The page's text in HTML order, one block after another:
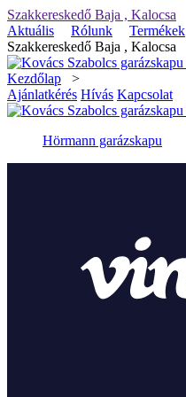
Szakkereskedő Baja , Kalocsa
Aktuális
Rólunk Termékek
Szakkereskedő Baja , Kalocsa
Kezdőlap >
Ajánlatkérés Hívás Kapcsolat
Hörmann garázskapu